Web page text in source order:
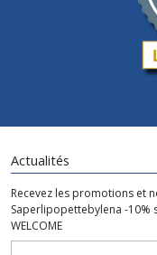
Actualités
Recevez les promotions et
Saperlipopettebylena -10%
WELCOME